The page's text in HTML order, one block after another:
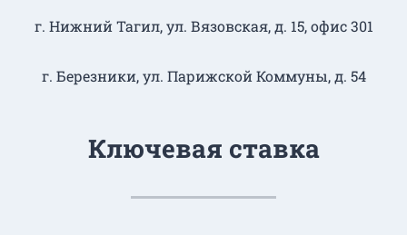
г. Нижний Тагил​, ул. Вязовская, д. 15, офис 301
г. Березники, ул. Парижской Коммуны, д. 54
Ключевая ставка